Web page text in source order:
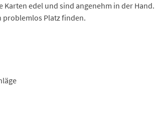
edel und sind angenehm in der
Platz finden.